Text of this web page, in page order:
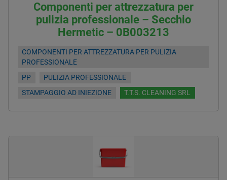
Componenti per attrezzatura per
pulizia professionale – Secchio
Hermetic – 0B003213
COMPONENTI PER ATTREZZATURA PER PULIZIA
PROFESSIONALE
PP
PULIZIA PROFESSIONALE
STAMPAGGIO AD INIEZIONE
T.T.S. CLEANING SRL